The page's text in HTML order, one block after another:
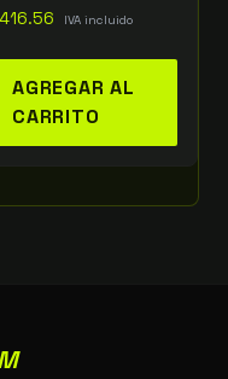
416.56 IVA incluido
AGREGAR AL
CARRITO